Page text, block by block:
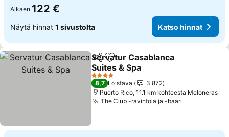
Alkaen 122 €
Näytä hinnat 1 sivustolta Katso hinnat
Jaa Lisää suosikkeihin
Servatur Casablanca
Suites & Spa
Katso hinnat
4 Tähtiluokitus
8,7 Loistava
3 872
Puerto Rico, 11.1 km kohteesta Meloneras
The Club -ravintola ja -baari